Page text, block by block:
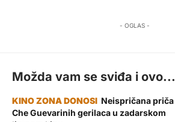
- OGLAS -
Možda vam se sviđa i ovo...
Neispričana priča
Che Guevarinih gerilaca u zadarskom